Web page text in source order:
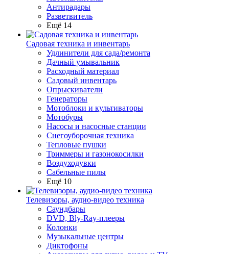
Антирадары
Разветвитель
Ещё 14
Садовая техника и инвентарь
Удлинители для сада/ремонта
Дачный умывальник
Расходный материал
Садовый инвентарь
Опрыскиватели
Генераторы
Мотоблоки и культиваторы
Мотобуры
Насосы и насосные станции
Снегоуборочная техника
Тепловые пушки
Триммеры и газонокосилки
Воздуходувки
Сабельные пилы
Ещё 10
Телевизоры, аудио-видео техника
Саундбары
DVD, Bly-Ray-плееры
Колонки
Музыкальные центры
Диктофоны